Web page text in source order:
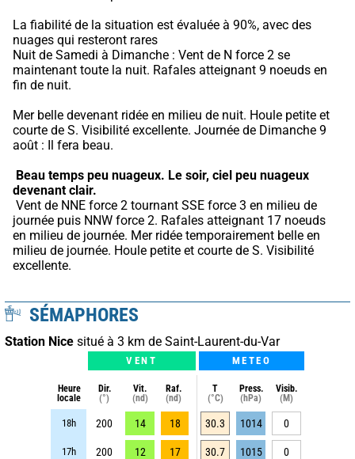
La fiabilité de la situation est évaluée à 90%, avec des
nuages qui resteront rares
Nuit de Samedi à Dimanche : Vent de N force 2 se
maintenant toute la nuit. Rafales atteignant 9 noeuds en
fin de nuit.
Mer belle devenant ridée en milieu de nuit. Houle petite et
courte de S. Visibilité excellente. Journée de Dimanche 9
août : Il fera beau.
Beau temps peu nuageux. Le soir, ciel peu nuageux
devenant clair.
journée puis NNW force 2. Rafales atteignant 17 noeuds
en milieu de journée. Mer ridée temporairement belle en
milieu de journée. Houle petite et courte de S. Visibilité
excellente.
SÉMAPHORES
Station Nice situé à 3 km de Saint-Laurent-du-Var
VENT METEO
Heure
locale
Dir.
(°)
Vit.
(nd)
Raf.
(nd)
T
(°C)
Press.
(hPa)
Visib.
(M)
18h 200 14 18 30.3 1014 0
17h 200 12 17 30.7 1015 0